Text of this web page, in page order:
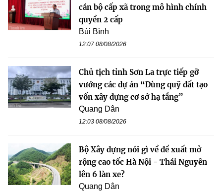
cán bộ cấp xã trong mô hình chính
quyền 2 cấp
Bùi Bình
12:07 08/08/2026
Chủ tịch tỉnh Sơn La trực tiếp gỡ
vướng các dự án “Dùng quỹ đất tạo
vốn xây dựng cơ sở hạ tầng”
Quang Dân
12:03 08/08/2026
Bộ Xây dựng nói gì về đề xuất mở
rộng cao tốc Hà Nội - Thái Nguyên
lên 6 làn xe?
Quang Dân